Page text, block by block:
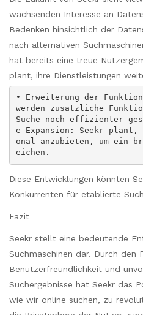
wachsenden Interesse an
Bedenken hinsichtlich der
nach alternativen
hat bereits eine treue
plant, ihre Dienstleistungen
• Erweiterung der
werden zusätzliche
Suche noch effizienter
e Expansion: Seekr
onal anzubieten, um ein
eichen.
Diese Entwicklungen könnten
Konkurrenten für etablierte
Fazit
Seekr stellt eine bedeutende
Suchmaschinen dar. Durch den
Benutzerfreundlichkeit und
Suchergebnisse hat Seekr das
wie wir online suchen, zu